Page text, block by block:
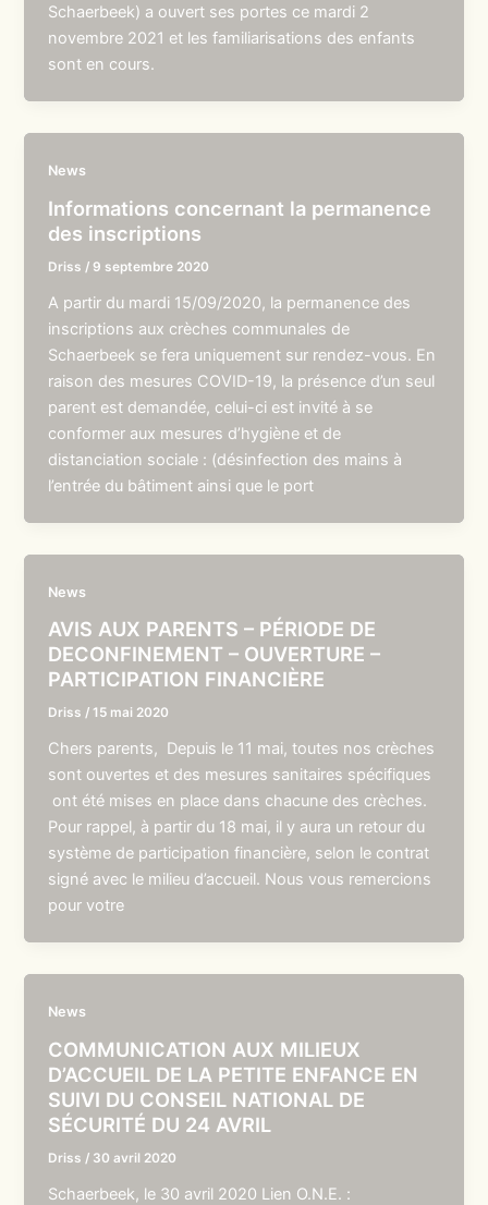
Schaerbeek) a ouvert ses portes ce mardi 2
novembre 2021 et les familiarisations des enfants
sont en cours.
News
Informations concernant la permanence
des inscriptions
Driss / 9 septembre 2020
A partir du mardi 15/09/2020, la permanence des
inscriptions aux crèches communales de
Schaerbeek se fera uniquement sur rendez-vous. En
raison des mesures COVID-19, la présence d’un seul
parent est demandée, celui-ci est invité à se
conformer aux mesures d’hygiène et de
distanciation sociale : (désinfection des mains à
l’entrée du bâtiment ainsi que le port
News
AVIS AUX PARENTS – PÉRIODE DE
DECONFINEMENT – OUVERTURE –
PARTICIPATION FINANCIÈRE
Driss /15 mai 2020
Chers parents, Depuis le 11 mai, toutes nos crèches
sont ouvertes et des mesures sanitaires spécifiques
ont été mises en place dans chacune des crèches.
Pour rappel, à partir du 18 mai, il y aura un retour du
système de participation financière, selon le contrat
signé avec le milieu d’accueil. Nous vous remercions
pour votre
News
COMMUNICATION AUX MILIEUX
D’ACCUEIL DE LA PETITE ENFANCE EN
SUIVI DU CONSEIL NATIONAL DE
SÉCURITÉ DU 24 AVRIL
Driss / 30 avril 2020
Schaerbeek, le 30 avril 2020 Lien O.N.E. :